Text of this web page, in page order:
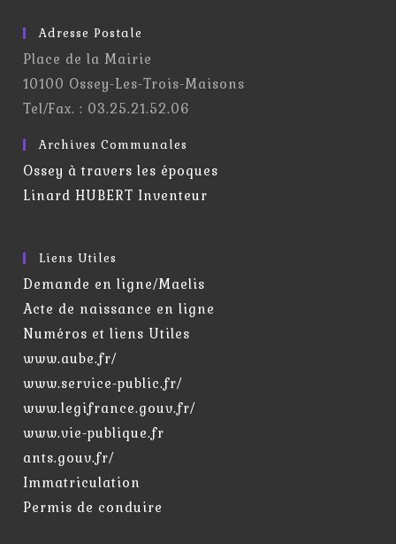
Adresse Postale
Place de la Mairie
10100 Ossey-Les-Trois-Maisons
Tel/Fax. : 03.25.21.52.06
Archives Communales
Ossey à travers les époques
Linard HUBERT Inventeur
Liens Utiles
Demande en ligne/Maelis
Acte de naissance en ligne
Numéros et liens Utiles
www.aube.fr/
www.service-public.fr/
www.legifrance.gouv.fr/
www.vie-publique.fr
ants.gouv.fr/
Immatriculation
Permis de conduire